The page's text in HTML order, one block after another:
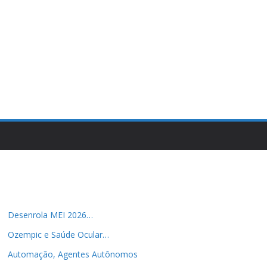
Desenrola MEI 2026…
Ozempic e Saúde Ocular…
Automação, Agentes Autônomos